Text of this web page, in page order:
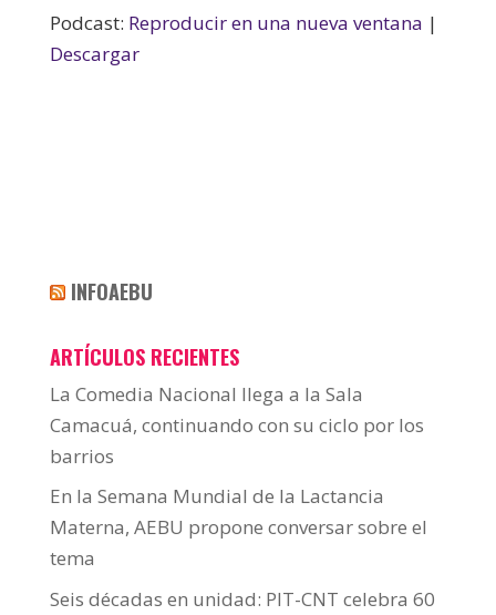
Podcast: Reproducir en una nueva ventana |
Descargar
INFOAEBU
ARTÍCULOS RECIENTES
La Comedia Nacional llega a la Sala
Camacuá, continuando con su ciclo por los
barrios
En la Semana Mundial de la Lactancia
Materna, AEBU propone conversar sobre el
tema
Seis décadas en unidad: PIT-CNT celebra 60